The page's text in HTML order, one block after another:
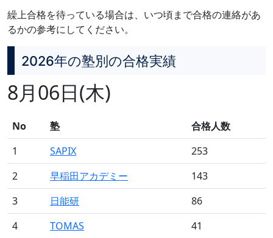
繰上合格を待っている場合は、いつ頃まで合格の連絡があ
るかの参考にしてください。
2026年の塾別の合格実績
8月06日(木)
No 塾
合格人数
1
SAPIX
253
2
早稲田アカデミー
143
3
日能研
86
4
TOMAS
41